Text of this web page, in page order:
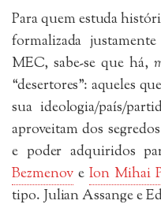
Para quem estuda
formalizada
MEC, sabe-se que há,
“desertores”: aqueles
sua ideologia/país/
aproveitam dos
e poder adquiridos
BezmenoveIon Mihai
tipo. Julian Assange e